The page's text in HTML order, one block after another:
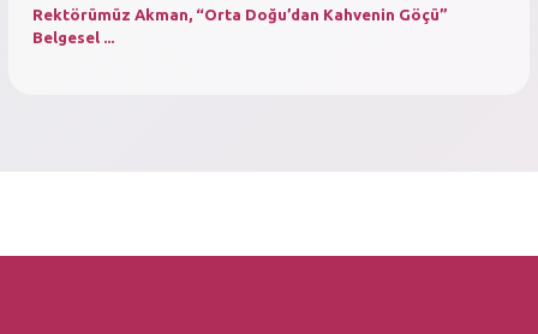
Rektörümüz Akman, “Orta Doğu’dan Kahvenin Göçü”
Belgesel ...